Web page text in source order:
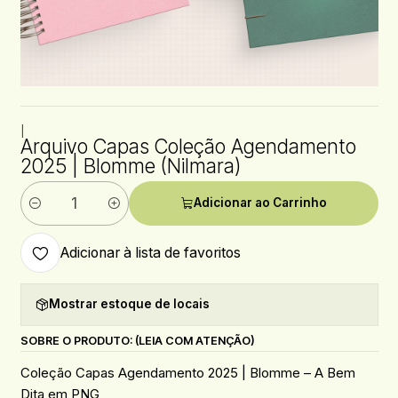
Arquivo Capas Coleção Agendamento
2025 | Blomme (Nilmara)
Quantidade
Adicionar ao Carrinho
Adicionar à lista de favoritos
Mostrar estoque de locais
SOBRE O PRODUTO: (LEIA COM ATENÇÃO)
Coleção Capas Agendamento 2025 | Blomme – A Bem
Dita em PNG